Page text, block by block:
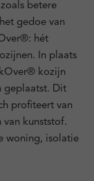
betere
gedoe van
hét
In plaats
kozijn
geplaatst. Dit
profiteert van
van kunststof.
woning, isolatie